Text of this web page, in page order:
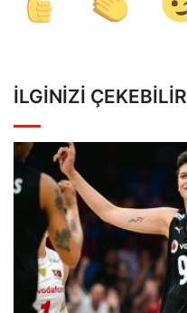
İLGINIZI ÇEKEBILIR